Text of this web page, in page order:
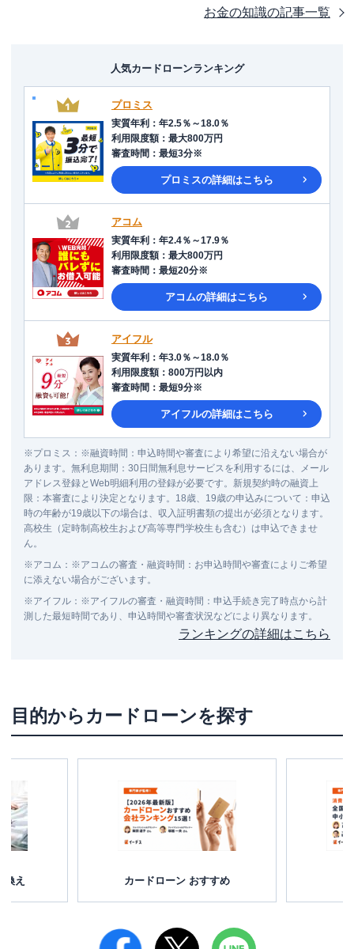
お金の知識の記事一覧
人気カードローンランキング
プロミス
実質年利 ： 年2.5％～18.0％
利用限度額 ： 最大800万円
審査時間 ： 最短3分※
プロミスの詳細はこちら
アコム
実質年利 ： 年2.4％～17.9％
利用限度額 ： 最大800万円
審査時間 ： 最短20分※
アコムの詳細はこちら
アイフル
実質年利 ： 年3.0％～18.0％
利用限度額 ： 800万円以内
審査時間 ： 最短9分※
アイフルの詳細はこちら
※プロミス ： ※融資時間：申込時間や審査により希望に沿えない場合が
あります。無利息期間：30日間無利息サービスを利用するには、メール
アドレス登録とWeb明細利用の登録が必要です。新規契約時の融資上
限：本審査により決定となります。18歳、19歳の申込みについて：申込
時の年齢が19歳以下の場合は、収入証明書類の提出が必須となります。
高校生（定時制高校生および高等専門学校生も含む）は申込できませ
ん。
※アコム ： ※アコムの審査・融資時間：お申込時間や審査によりご希望
に添えない場合がございます。
※アイフル ： ※アイフルの審査・融資時間：申込手続き完了時点から計
測した最短時間であり、申込時間や審査状況などにより異なります。
ランキングの詳細はこちら
目的からカードローンを探す
カードローン おすすめ
換え